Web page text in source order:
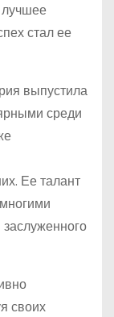
лучшее
стал ее
выпустила
среди
Ее талант
своих